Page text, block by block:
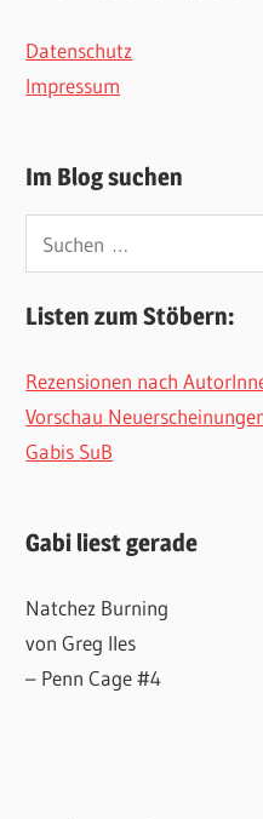
Datenschutz
Impressum
Im Blog suchen
nach:
Listen zum Stöbern:
Rezensionen nach
Vorschau
Gabis SuB
Gabi liest gerade
Natchez Burning
von Greg Iles
– Penn Cage #4